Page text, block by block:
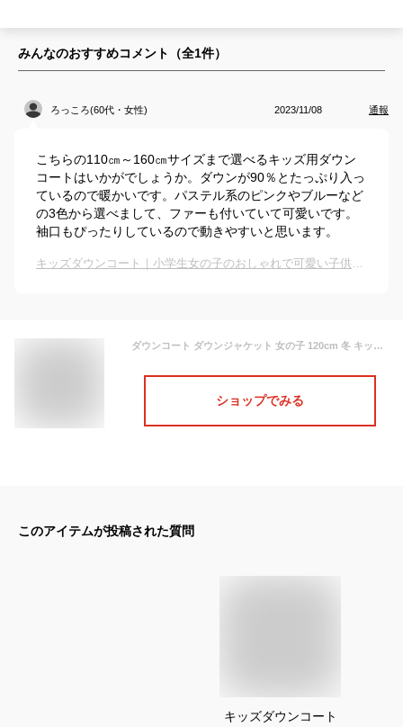
みんなのおすすめコメント（全1件）
ろっころ(60代・女性) 2023/11/08 通報
こちらの110㎝～160㎝サイズまで選べるキッズ用ダウン
コートはいかがでしょうか。ダウンが90％とたっぷり入っ
ているので暖かいです。パステル系のピンクやブルーなど
の3色から選べまして、ファーも付いていて可愛いです。
袖口もぴったりしているので動きやすいと思います。
キッズダウンコート｜小学生女の子のおしゃれで可愛い子供コートのおすすめは？
ダウンコート ダウンジャケット 女の子 120cm 冬 キッズ ロング ファー付き 防寒 通学 女の子 子供服 秋冬 ジュニア アウター キッズ服
ショップでみる
このアイテムが投稿された質問
キッズダウンコート